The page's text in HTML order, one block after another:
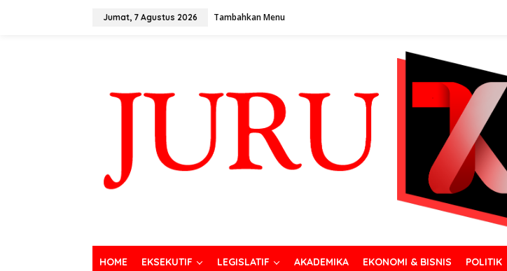
Jumat, 7 Agustus 2026 Tambahkan Menu
HOME EKSEKUTIF LEGISLATIF AKADEMIKA EKONOMI & BISNIS POLITIK